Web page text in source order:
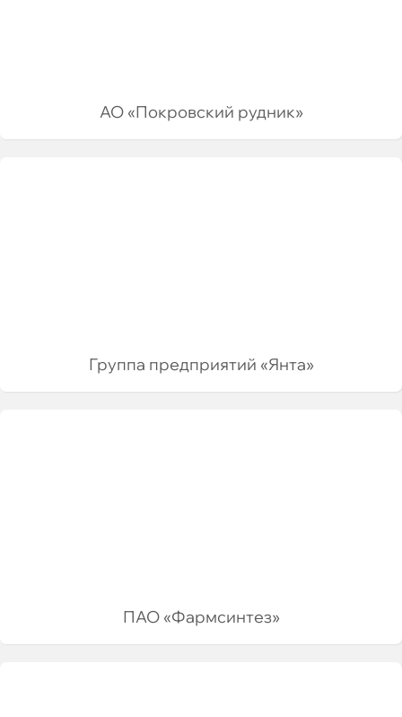
АО «Покровский рудник»
Группа предприятий «Янта»
ПАО «Фармсинтез»